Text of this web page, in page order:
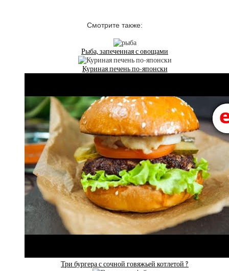
Смотрите также:
Рыба, запеченная с овощами
Куриная печень по-японски
Три бургера с сочной говяжьей котлетой ?